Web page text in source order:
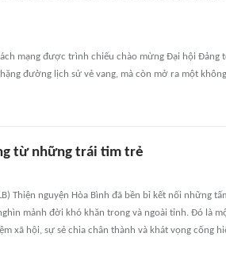
mạng được trình chiếu chào mừng Đại hội Đảng
đường lịch sử vẻ vang, mà còn mở ra một
từ những trái tim trẻ
Thiện nguyện Hòa Bình đã bền bỉ kết nối những
mảnh đời khó khăn trong và ngoài tỉnh. Đó là
xã hội, sự sẻ chia chân thành và khát vọng cống